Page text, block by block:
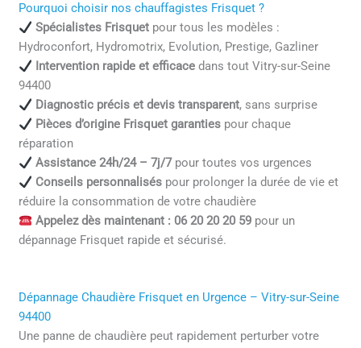
Pourquoi choisir nos chauffagistes Frisquet ?
Spécialistes Frisquetpour tous les modèles :
Hydroconfort, Hydromotrix, Evolution, Prestige, Gazliner
Intervention rapide et efficacedans tout Vitry-sur-Seine
94400
Diagnostic précis et devis transparent, sans surprise
Pièces d’origine Frisquet garantiespour chaque
réparation
Assistance 24h/24 – 7j/7pour toutes vos urgences
Conseils personnaliséspour prolonger la durée de vie et
réduire la consommation de votre chaudière
Appelez dès maintenant : 06 20 20 20 59pour un
dépannage Frisquet rapide et sécurisé.
Dépannage Chaudière Frisquet en Urgence – Vitry-sur-Seine
94400
Une panne de chaudière peut rapidement perturber votre